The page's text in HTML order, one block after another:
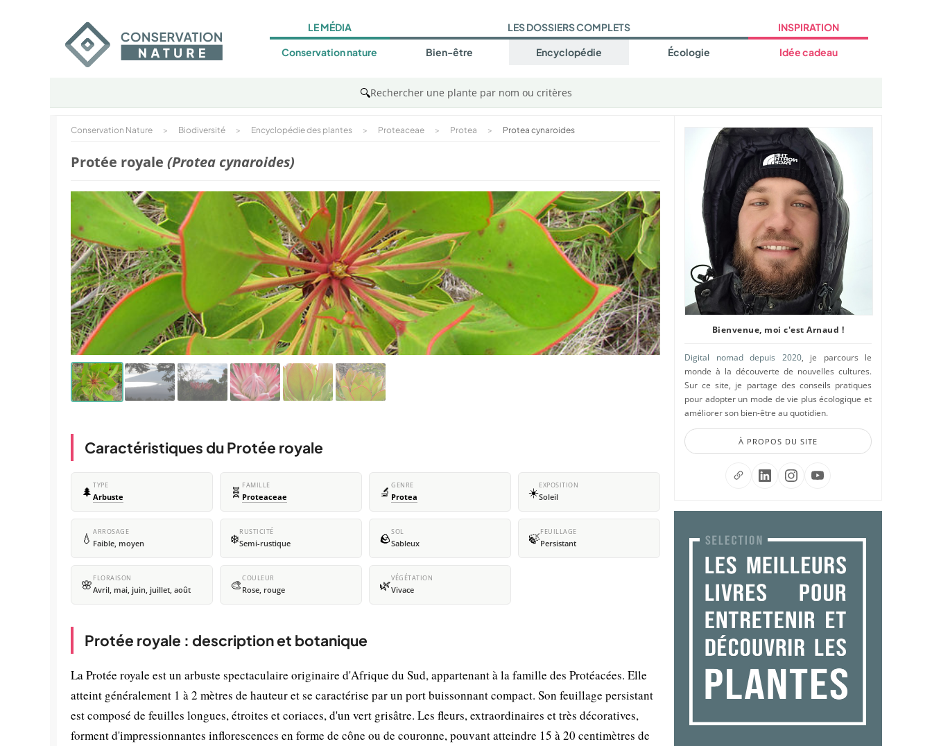
LE MÉDIA
Conservation nature
LES DOSSIERS COMPLETS
Bien-être Encyclopédie Écologie
INSPIRATION
Idée cadeau
🔍Rechercher une plante par nom ou critères
Conservation Nature > Biodiversité > Encyclopédie des plantes > Proteaceae > Protea > Protea cynaroides
Protée royale (Protea cynaroides)
Caractéristiques du Protée royale
🌲 TYPE
Arbuste 🧬 FAMILLE
Proteaceae 🔬 GENRE
Protea ☀️EXPOSITION
Soleil
💧 ARROSAGE
Faible, moyen ❄️RUSTICITÉ
Semi-rustique 🪨SOL
Sableux 🍃FEUILLAGE
Persistant
🌸 FLORAISON
Avril, mai, juin, juillet, août 🎨COULEUR
Rose, rouge 🌿VÉGÉTATION
Vivace
Protée royale : description et botanique
La Protée royale est un arbuste spectaculaire originaire d'Afrique du Sud, appartenant à la famille des Protéacées. Elle
atteint généralement 1 à 2 mètres de hauteur et se caractérise par un port buissonnant compact. Son feuillage persistant
est composé de feuilles longues, étroites et coriaces, d'un vert grisâtre. Les fleurs, extraordinaires et très décoratives,
forment d'impressionnantes inflorescences en forme de cône ou de couronne, pouvant atteindre 15 à 20 centimètres de
Bienvenue, moi c'est Arnaud !
Digital nomad depuis 2020, je parcours le
monde à la découverte de nouvelles cultures.
Sur ce site, je partage des conseils pratiques
pour adopter un mode de vie plus écologique et
améliorer son bien-être au quotidien.
À PROPOS DU SITE